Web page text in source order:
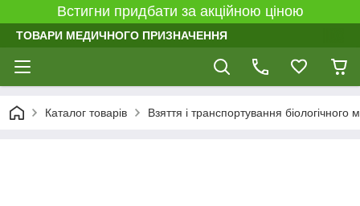
Встигни придбати за акційною ціною
ТОВАРИ МЕДИЧНОГО ПРИЗНАЧЕННЯ
Каталог товарів Взяття і транспортування біологічного